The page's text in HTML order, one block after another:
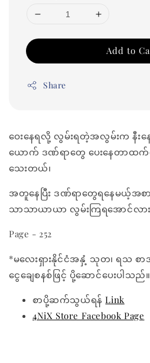
Add to
Share
ဝေးနေရလို့ လွမ်းရတဲ့အလွမ်းက နီ
ယောက် ဒဏ်ရာတွေ ပေးနေတာထက်စ
သေးတယ်၊
အတူနေပြီး ဒဏ်ရာတွေရနေမယ့်အစ
သာသာယာယာ လွမ်းကြရအောင်လား
Page - 252
*မလေးရှားနိုင်ငံအနှံ့ သုတ၊ ရသ စာ
ငွေချေစနစ်ဖြင့် ပို့ဆောင်ပေးပါသည်။
စာပို့ဆက်သွယ်ရန်Link
4NiX Store Facebook Page